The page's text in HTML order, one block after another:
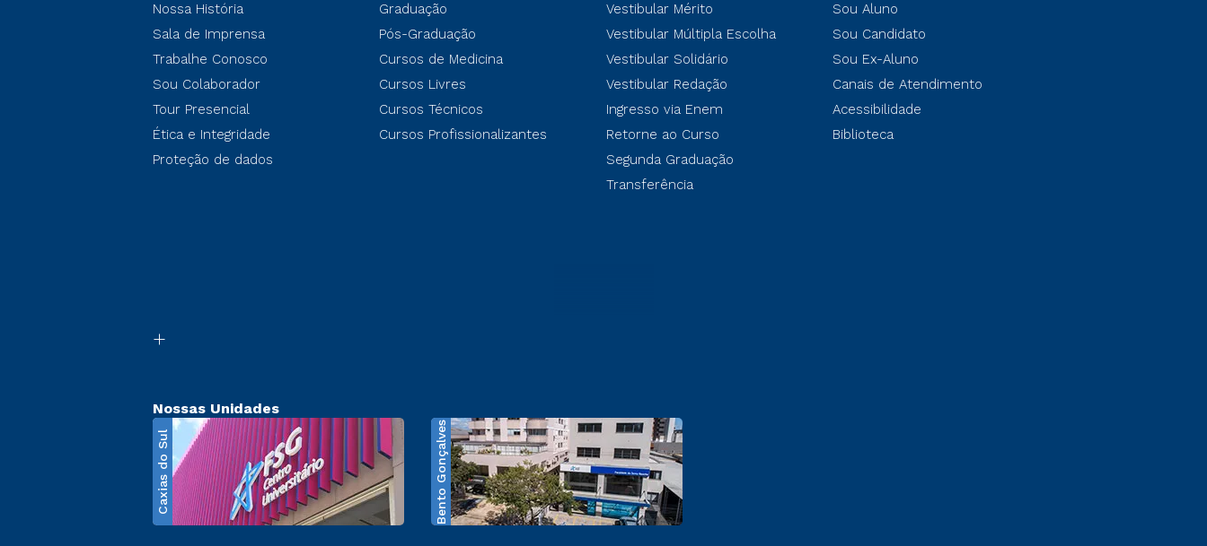
Nossa História
Sala de Imprensa
Trabalhe Conosco
Sou Colaborador
Tour Presencial
Ética e Integridade
Proteção de dados
Graduação
Pós-Graduação
Cursos de Medicina
Cursos Livres
Cursos Técnicos
Cursos Profissionalizantes
Vestibular Mérito
Vestibular Múltipla Escolha
Vestibular Solidário
Vestibular Redação
Ingresso via Enem
Retorne ao Curso
Segunda Graduação
Transferência
Sou Aluno
Sou Candidato
Sou Ex-Aluno
Canais de Atendimento
Acessibilidade
Biblioteca
Nossas Unidades
Caxias do Sul Bento Gonçalves